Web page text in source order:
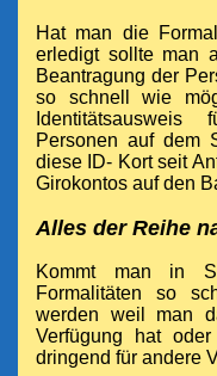
Hat man die
erledigt sollte man
Beantragung der
so schnell wie
Personen auf dem
diese ID- Kort seit
Girokontos auf den
Alles der Reihe
Kommt man in
Formalitäten so
werden weil man
Verfügung hat
dringend für andere